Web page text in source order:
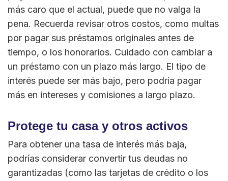
más caro que el actual, puede que no valga la
pena. Recuerda revisar otros costos, como multas
por pagar sus préstamos originales antes de
tiempo, o los honorarios. Cuidado con cambiar a
un préstamo con un plazo más largo. El tipo de
interés puede ser más bajo, pero podría pagar
más en intereses y comisiones a largo plazo.
Protege tu casa y otros activos
Para obtener una tasa de interés más baja,
podrías considerar convertir tus deudas no
garantizadas (como las tarjetas de crédito o los